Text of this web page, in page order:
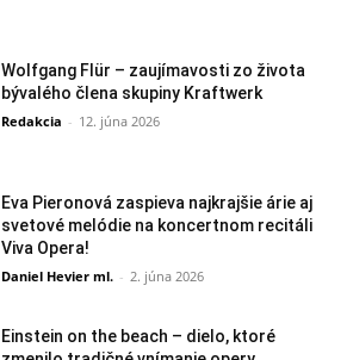
Wolfgang Flür – zaujímavosti zo života
bývalého člena skupiny Kraftwerk
Redakcia - 12. júna 2026
Eva Pieronová zaspieva najkrajšie árie aj
svetové melódie na koncertnom recitáli
Viva Opera!
Daniel Hevier ml. - 2. júna 2026
Einstein on the beach – dielo, ktoré